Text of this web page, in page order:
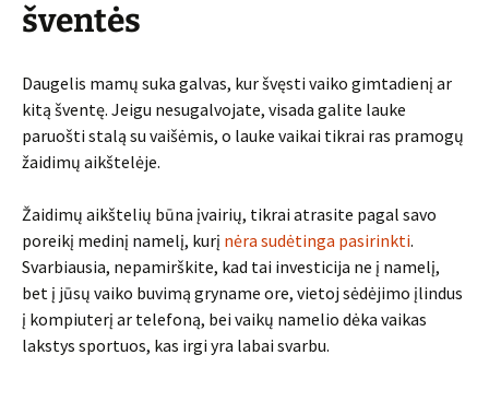
šventės
Daugelis mamų suka galvas, kur švęsti vaiko gimtadienį ar
kitą šventę. Jeigu nesugalvojate, visada galite lauke
paruošti stalą su vaišėmis, o lauke vaikai tikrai ras pramogų
žaidimų aikštelėje.
Žaidimų aikštelių būna įvairių, tikrai atrasite pagal savo
poreikį medinį namelį, kurį nėra sudėtinga pasirinkti.
Svarbiausia, nepamirškite, kad tai investicija ne į namelį,
bet į jūsų vaiko buvimą gryname ore, vietoj sėdėjimo įlindus
į kompiuterį ar telefoną, bei vaikų namelio dėka vaikas
lakstys sportuos, kas irgi yra labai svarbu.